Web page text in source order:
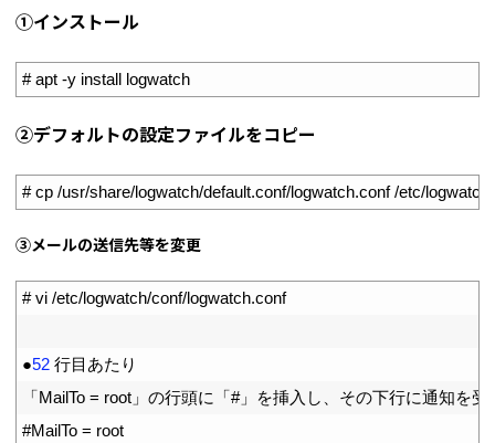
①インストール
# apt -y install logwatch
②デフォルトの設定ファイルをコピー
# cp /usr/share/logwatch/default.conf/logwatch.conf /etc/
➂メールの送信先等を変更
# vi /etc/logwatch/conf/logwatch.conf
●52 行目あたり
「MailTo = root 」の行頭に「#」を挿入し、その下行に通知を
#MailTo = root